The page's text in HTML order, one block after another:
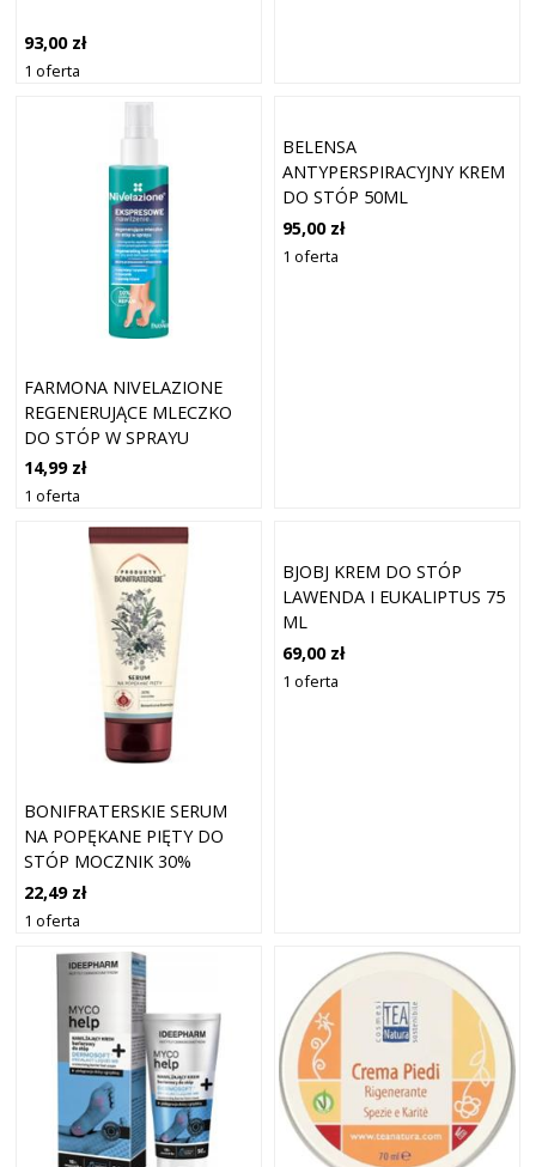
93,00 zł
1 oferta
FARMONA NIVELAZIONE
REGENERUJĄCE MLECZKO
DO STÓP W SPRAYU
MOCZNIK 100ML
14,99 zł
1 oferta
BELENSA
ANTYPERSPIRACYJNY KREM
DO STÓP 50ML
95,00 zł
1 oferta
BONIFRATERSKIE SERUM
NA POPĘKANE PIĘTY DO
STÓP MOCZNIK 30%
SZAŁWIA 50ML
22,49 zł
1 oferta
BJOBJ KREM DO STÓP
LAWENDA I EUKALIPTUS 75
ML
69,00 zł
1 oferta